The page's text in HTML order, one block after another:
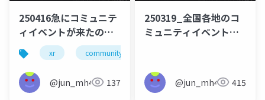
250416急にコミュニテ
ィイベントが来たので
（札幌編）
xr community
@jun_mh4g 137
250319_全国各地のコ
ミュニティイベントを
@jun_mh4g415